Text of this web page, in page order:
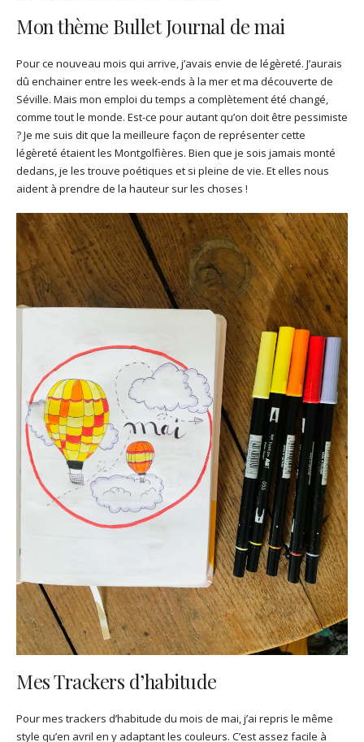
Mon thème Bullet Journal de mai
Pour ce nouveau mois qui arrive, j’avais envie de légèreté. J’aurais
dû enchainer entre les week-ends à la mer et ma découverte de
Séville. Mais mon emploi du temps a complètement été changé,
comme tout le monde. Est-ce pour autant qu’on doit être pessimiste
? Je me suis dit que la meilleure façon de représenter cette
légèreté étaient les Montgolfières. Bien que je sois jamais monté
dedans, je les trouve poétiques et si pleine de vie. Et elles nous
aident à prendre de la hauteur sur les choses !
Mes Trackers d’habitude
Pour mes trackers d’habitude du mois de mai, j’ai repris le même
style qu’en avril en y adaptant les couleurs. C’est assez facile à